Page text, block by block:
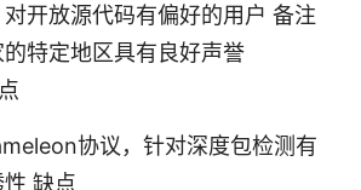
开放源代码有偏好的用户 备注
特定地区具有良好声誉
协议，针对深度包检测有
缺点